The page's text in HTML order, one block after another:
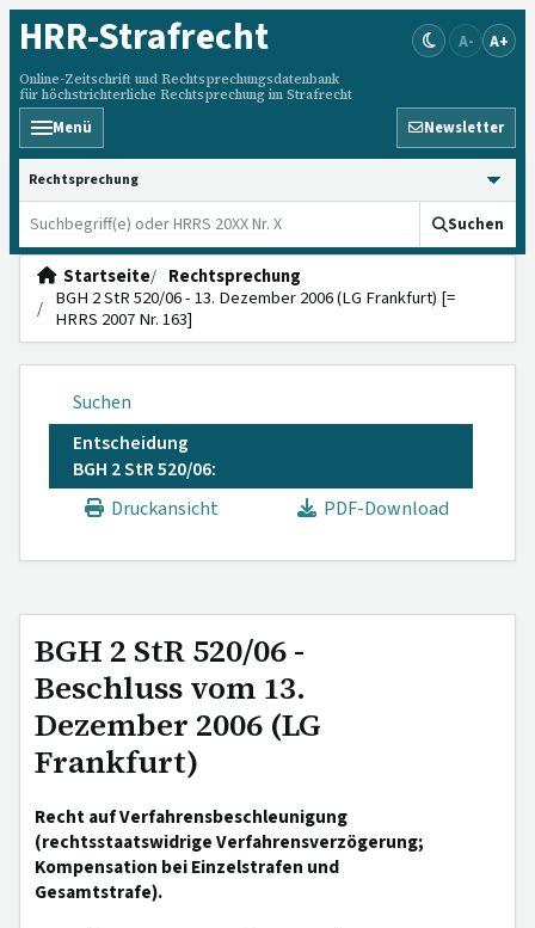
HRR-Strafrecht
Online-Zeitschrift und Rechtsprechungsdatenbank
für höchstrichterliche Rechtsprechung im Strafrecht
A- A+
Menü Newsletter
HRRS durchsuchen
Suchen
Startseite
Rechtsprechung
BGH 2 StR 520/06 - 13. Dezember 2006 (LG Frankfurt) [=
HRRS 2007 Nr. 163]
Suchen
Entscheidung
BGH 2 StR 520/06:
Druckansicht
PDF-Download
BGH 2 StR 520/06 -
Beschluss vom 13.
Dezember 2006 (LG
Frankfurt)
Recht auf Verfahrensbeschleunigung
(rechtsstaatswidrige Verfahrensverzögerung;
Kompensation bei Einzelstrafen und
Gesamtstrafe).